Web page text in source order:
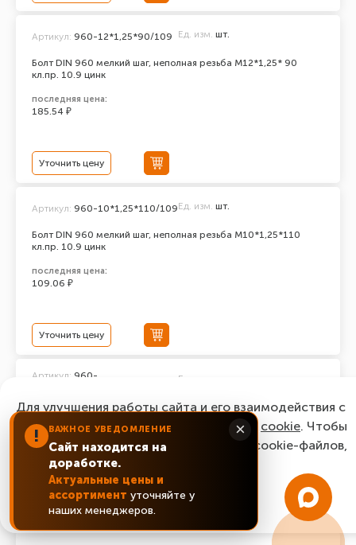
Болт DIN 960 мелкий шаг, неполная резьба M12*1,25* 90
кл.пр. 10.9 цинк
Артикул: 960-12*1,25*90/109 Ед. изм. шт.
последняя цена:
185.54 ₽
Уточнить цену
Болт DIN 960 мелкий шаг, неполная резьба M10*1,25*110
кл.пр. 10.9 цинк
Артикул: 960-10*1,25*110/109Ед. изм. шт.
последняя цена:
109.06 ₽
Уточнить цену
Болт DIN 960 мелкий шаг, неполная резьба M10*1,25*100
Артикул: 960-
Ед. изм.
последняя цена:
Уточнить цену
! ВАЖНОЕ УВЕДОМЛЕНИЕ
Сайт находится на
доработке.
Актуальные цены и
ассортимент уточняйте у
наших менеджеров.
×
Для улучшения работы сайта и его взаимодействия с
пользователями мы используем файлы cookie. Чтобы
согласиться с нашим использованием cookie-файлов,
нажмите “Ок, понятно!”
ОК, понятно!